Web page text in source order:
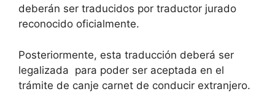
deberán ser traducidos por traductor jurado
reconocido oficialmente.
Posteriormente, esta traducción deberá ser
legalizada para poder ser aceptada en el
trámite de canje carnet de conducir extranjero.